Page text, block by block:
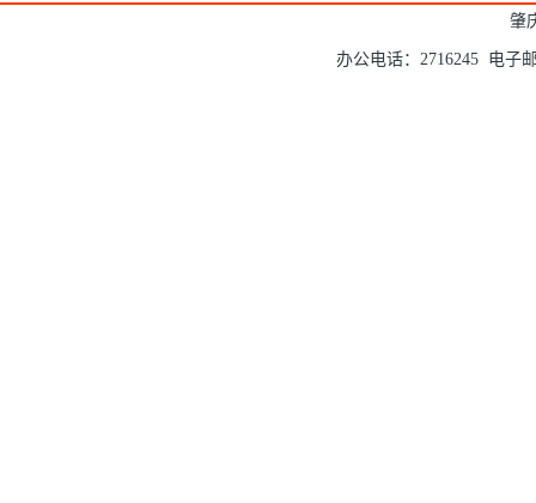
肇
办公电话：2716245 电子